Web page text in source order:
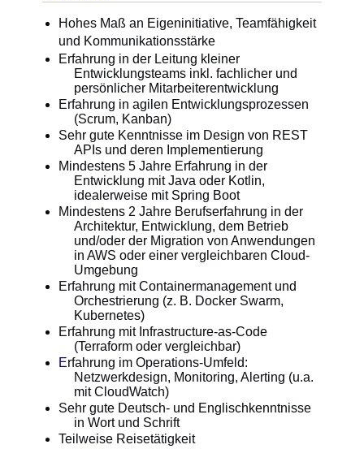
Hohes Maß an Eigeninitiative, Teamfähigkeit
und Kommunikationsstärke
Erfahrung in der Leitung kleiner
Entwicklungsteams inkl. fachlicher und
persönlicher Mitarbeiterentwicklung
Erfahrung in agilen Entwicklungsprozessen
(Scrum, Kanban)
Sehr gute Kenntnisse im Design von REST
APIs und deren Implementierung
Mindestens 5 Jahre Erfahrung in der
Entwicklung mit Java oder Kotlin,
idealerweise mit Spring Boot
Mindestens 2 Jahre Berufserfahrung in der
Architektur, Entwicklung, dem Betrieb
und/oder der Migration von Anwendungen
in AWS oder einer vergleichbaren Cloud-
Umgebung
Erfahrung mit Containermanagement und
Orchestrierung (z. B. Docker Swarm,
Kubernetes)
Erfahrung mit Infrastructure-as-Code
(Terraform oder vergleichbar)
Erfahrung im Operations-Umfeld:
Netzwerkdesign, Monitoring, Alerting (u.a.
mit CloudWatch)
Sehr gute Deutsch- und Englischkenntnisse
in Wort und Schrift
Teilweise Reisetätigkeit